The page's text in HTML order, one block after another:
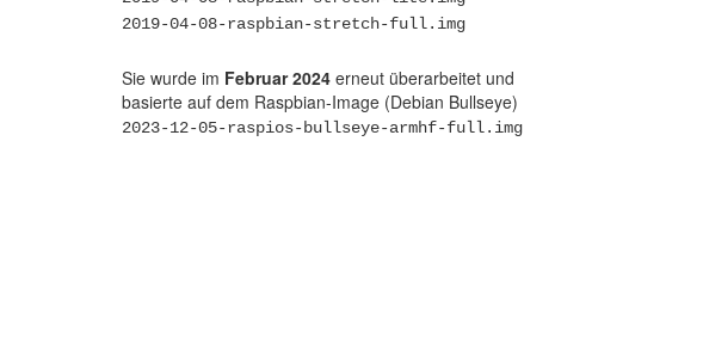
2019-04-08-raspbian-stretch-full.img
Sie wurde im Februar 2024 erneut überarbeitet und
basierte auf dem Raspbian-Image (Debian Bullseye)
2023-12-05-raspios-bullseye-armhf-full.img